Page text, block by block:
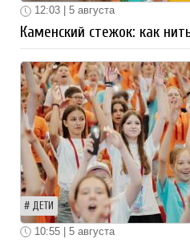
12:03 | 5 августа
Каменский стежок: как
ДЕТИ
10:55 | 5 августа